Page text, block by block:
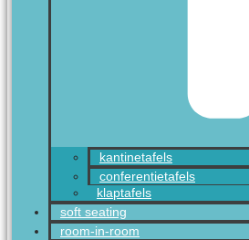
kantinetafels
conferentietafels
klaptafels
soft seating
room-in-room